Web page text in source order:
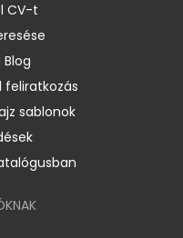
CV-t
Blog
feliratkozás
sablonok